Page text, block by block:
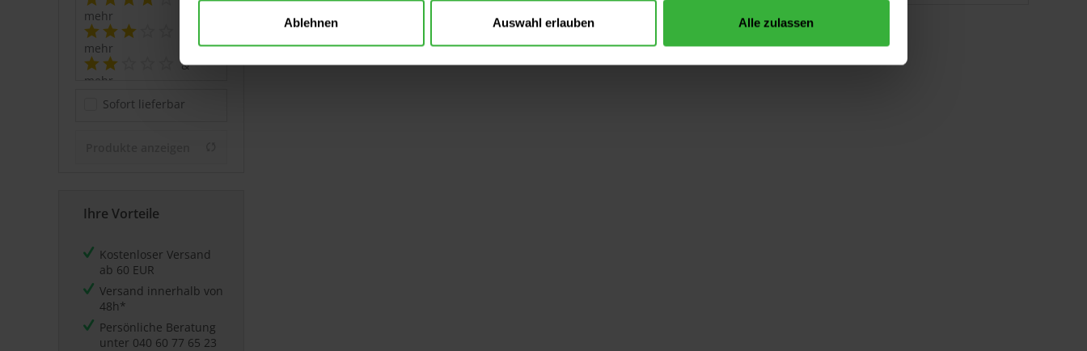
Ablehnen Auswahl erlauben Alle zulassen
mehr
mehr
&
mehr
mehr
Sofort lieferbar
Ihre Vorteile
Kostenloser Versand
ab 60 EUR
Versand innerhalb von
48h*
Persönliche Beratung
unter 040 60 77 65 23